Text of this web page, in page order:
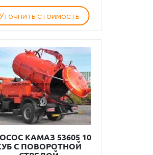
Уточнить стоимость
КАМАЗ 53605 10
C ПОВОРОТНОЙ